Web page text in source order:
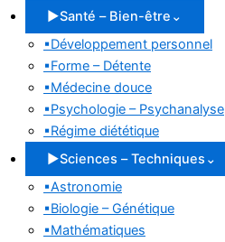
▶Santé – Bien-être ⌄
▪Développement personnel
▪Forme – Détente
▪Médecine douce
▪Psychologie – Psychanalyse
▪Régime diététique
▶Sciences – Techniques ⌄
▪Astronomie
▪Biologie – Génétique
▪Mathématiques